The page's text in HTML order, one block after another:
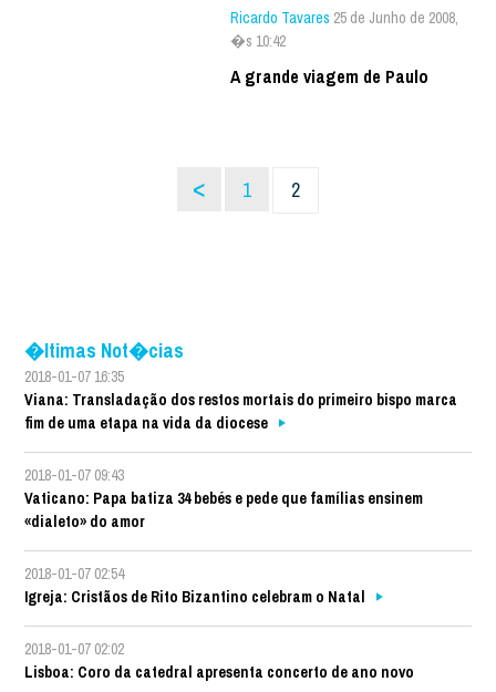
Ricardo Tavares 25 de Junho de 2008,
�s 10:42
A grande viagem de Paulo
< 1 2
�ltimas Not�cias
2018-01-07 16:35
Viana: Transladação dos restos mortais do primeiro bispo marca
fim de uma etapa na vida da diocese
2018-01-07 09:43
Vaticano: Papa batiza 34 bebés e pede que famílias ensinem
«dialeto» do amor
2018-01-07 02:54
Igreja: Cristãos de Rito Bizantino celebram o Natal
2018-01-07 02:02
Lisboa: Coro da catedral apresenta concerto de ano novo